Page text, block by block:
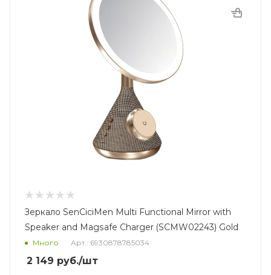
Зеркало SenCiciMen Multi Functional Mirror with
Speaker and Magsafe Charger (SCMW02243) Gold
Много Арт.: 6930878785034
2 149 руб./шт